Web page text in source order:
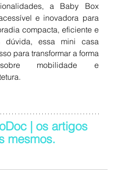
a Baby Box
e inovadora para
compacta, eficiente e
dúvida, essa mini casa
para transformar a forma
mobilidade e
| os artigos
mesmos.